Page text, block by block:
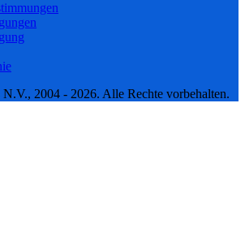
2004 - 2026. Alle Rechte vorbehalten.